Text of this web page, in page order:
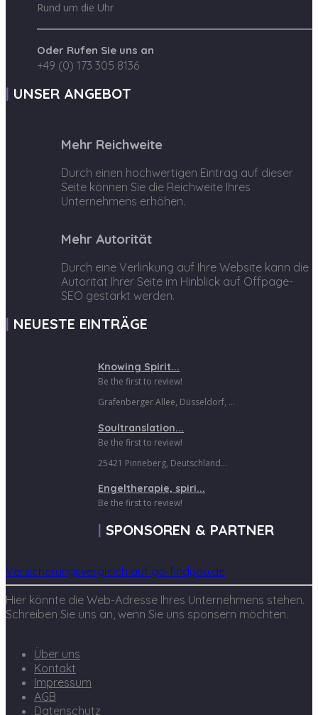
Rund um die Uhr
Oder Rufen Sie uns an
+49 (0) 173 305 8136
UNSER ANGEBOT
Mehr Reichweite
Durch einen hochwertigen Eintrag auf dieser
Seite können Sie die Reichweite Ihres
Unternehmens erhöhen.
Mehr Autorität
Durch eine Verlinkung auf Ihre Website kann die
Autorität Ihrer Seite im Hinblick auf Offpage-
SEO gestärkt werden.
NEUESTE EINTRÄGE
Knowing Spirit...
Be the first to review!
Grafenberger Allee, Düsseldorf, ...
Soultranslation...
Be the first to review!
25421 Pinneberg, Deutschland...
Engeltherapie, spiri...
Be the first to review!
SPONSOREN & PARTNER
Versicherungsvergleich auf go-findyou.de
Hier könnte die Web-Adresse Ihres Unternehmens stehen.
Schreiben Sie uns an, wenn Sie uns sponsern möchten.
Über uns
Kontakt
Impressum
AGB
Datenschutz